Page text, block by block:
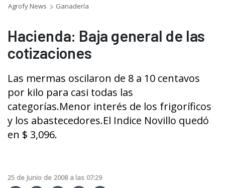
Agrofy News Ganadería
Hacienda: Baja general de las
cotizaciones
Las mermas oscilaron de 8 a 10 centavos
por kilo para casi todas las
categorías.Menor interés de los frigoríficos
y los abastecedores.El Indice Novillo quedó
en $ 3,096.
25 de Junio de 2008 a las 07:29